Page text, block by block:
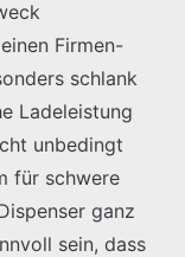
Firmen-
schlank
Ladeleistung
unbedingt
für schwere
ganz
sein, dass